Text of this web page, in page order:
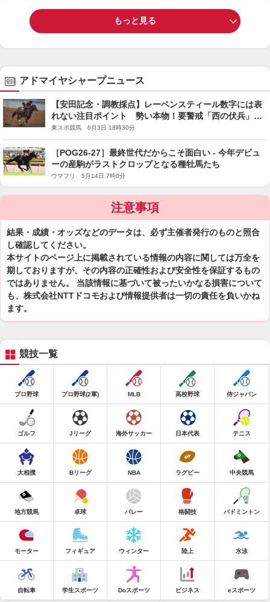
もっと見る
アドマイヤシャープニュース
【安田記念・調教採点】レーベンスティール数字には表
れない注目ポイント 勢い本物！要警戒「西の伏兵」
は？
東スポ競馬 6月3日 18時30分
［POG26-27］最終世代だからこそ面白い - 今年デビュ
ーの産駒がラストクロップとなる種牡馬たち
ウマフリ 5月14日 7時0分
注意事項
結果・成績・オッズなどのデータは、必ず主催者発行のものと照合
し確認してください。
本サイトのページ上に掲載されている情報の内容に関しては万全を
期しておりますが、その内容の正確性および安全性を保証するもの
ではありません。 当該情報に基づいて被ったいかなる損害について
も、株式会社NTTドコモおよび情報提供者は一切の責任を負いかね
ます。
競技一覧
プロ野球 プロ野球(2軍) MLB 高校野球 侍ジャパン
ゴルフ Jリーグ 海外サッカー 日本代表 テニス
大相撲 Bリーグ NBA ラグビー 中央競馬
地方競馬 卓球 バレー 格闘技 バドミントン
モーター フィギュア ウィンター 陸上 水泳
自転車 学生スポーツ Doスポーツ ビジネス eスポーツ